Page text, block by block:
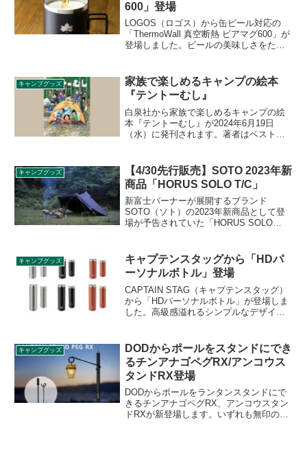
600」登場
LOGOS（ロゴス）から缶ビール対応の
「ThermoWall 真空断熱 ビアマグ600」が
登場しました。ビールの美味しさをたっ
る約600mlの大容量設計となっており、ビ
ールを楽しめます。詳細をレビューしま
す。
キャンプグッズ
家族で楽しめるキャンプの絵本
『テントーむし』
白泉社から家族で楽しめるキャンプの絵
本『テントーむし』が2024年6月19日
（水）に発刊されます。著者はベストセ
ドバイザーの寒川一氏が監修を行ってい
ます。詳細をレビューします。
キャンプグッズ
【4/30先行販売】SOTO 2023年新
商品「HORUS SOLO T/C」
新富士バーナーが展開するブランド
SOTO（ソト）の2023年新商品として登
場が予告されていた「HORUS SOLO
ンド初となるテント/シェルターです。詳
細をレビューします。
キャンプグッズ
キャプテンスタッグから「HDパ
ーソナルボトル」登場
CAPTAIN STAG（キャプテンスタッグ）
から「HDパーソナルボトル」が登場しま
した。高級感溢れるシンプルなデザイン
くく保温・保冷が可能です。詳細をレビ
ューします。
キャンプグッズ
DODからポールをスタンドにでき
るチンアナゴペグRX/アンコウス
タンドRX登場
DODからポールをランタンスタンドにで
きるチンアナゴペグRX、アンコウスタン
ドRXが新登場します。いずれも無印のチ